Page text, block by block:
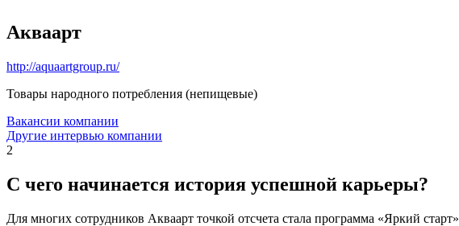
Акваарт
http://aquaartgroup.ru/
Товары народного потребления (непищевые)
Вакансии компании
Другие интервью компании
2
С чего начинается история успешной карьеры?
Для многих сотрудников Акваарт точкой отсчета стала программа «Яркий старт»